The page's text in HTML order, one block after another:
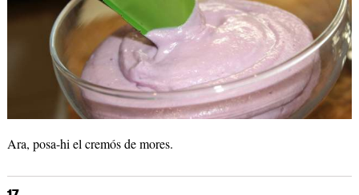
Ara, posa-hi el cremós de mores.